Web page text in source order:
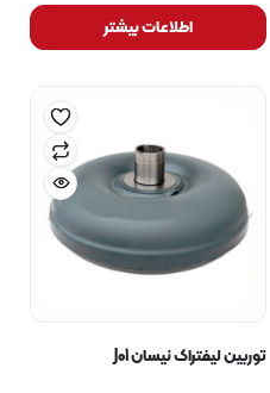
اطلاعات بیشتر
توربین لیفتراک نیسان J01